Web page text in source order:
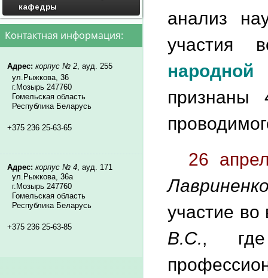
анализ
участия
народной
признаны
26
участие во
В.С., где
кафедры
Контактная информация:
Адрес: корпус № 2, ауд. 255
ул.Рыжкова, 36
г.Мозырь 247760
Гомельская область
Республика Беларусь
+375 236 25-63-65
Адрес: корпус № 4, ауд. 171
ул.Рыжкова, 36а
г.Мозырь 247760
Гомельская область
Республика Беларусь
+375 236 25-63-85